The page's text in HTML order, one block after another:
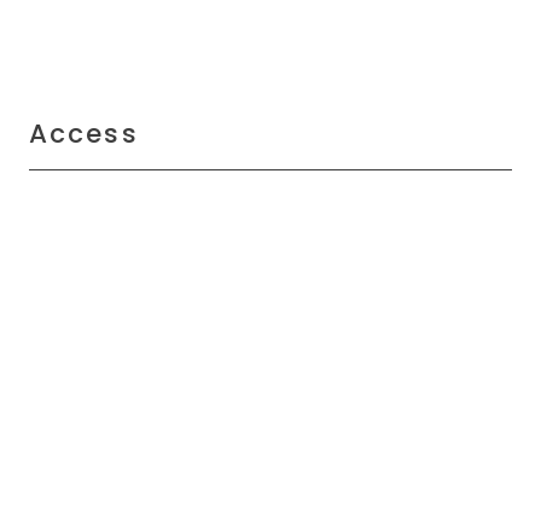
Access